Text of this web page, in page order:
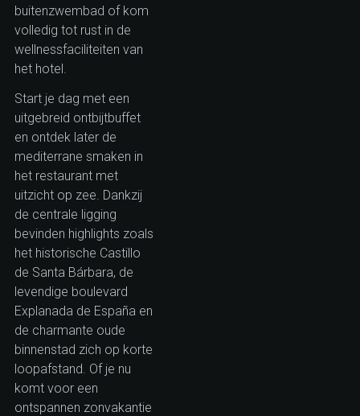
buitenzwembad of kom
volledig tot rust in de
wellnessfaciliteiten van
het hotel.
Start je dag met een
uitgebreid ontbijtbuffet
en ontdek later de
mediterrane smaken in
het restaurant met
uitzicht op zee. Dankzij
de centrale ligging
bevinden highlights zoals
het historische Castillo
de Santa Bárbara, de
levendige boulevard
Explanada de España en
de charmante oude
binnenstad zich op korte
loopafstand. Of je nu
komt voor een
ontspannen zonvakantie